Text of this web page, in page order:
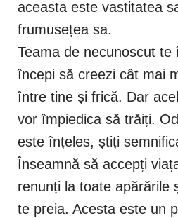
aceasta este vastitatea
frumusețea sa.
Teama de necunoscut te
începi să creezi cât mai
între tine și frică. Dar
vor împiedica să trăiți.
este înțeles, știți
Înseamnă să accepți
renunți la toate apărările
te preia. Acesta este un